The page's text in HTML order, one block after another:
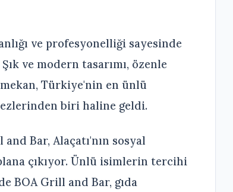
ve profesyonelliği sayesinde
ve modern tasarımı, özenle
Türkiye'nin en ünlü
biri haline geldi.
Bar, Alaçatı'nın sosyal
çıkıyor. Ünlü isimlerin tercihi
BOA Grill and Bar, gıda